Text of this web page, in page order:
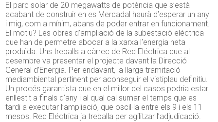
El parc solar de 20 megawatts de potència que s’està
acabant de construir en es Mercadal haurà d’esperar un any
i mig, com a mínim, abans de poder entrar en funcionament.
El motiu? Les obres d’ampliació de la subestació elèctrica
que han de permetre abocar a la xarxa l’energia neta
produïda. Uns treballs a càrrec de Red Eléctrica que al
desembre va presentar el projecte davant la Direcció
General d’Energia. Per endavant, la llarga tramitació
mediambiental pertinent per aconseguir el vistiplau definitiu.
Un procés garantista que en el millor del casos podria estar
enllestit a finals d’any i al qual cal sumar el temps que es
tardi a executar l’ampliació, que oscil·la entre els 9 i els 11
mesos. Red Eléctrica ja treballa per agilitzar l’adjudicació.